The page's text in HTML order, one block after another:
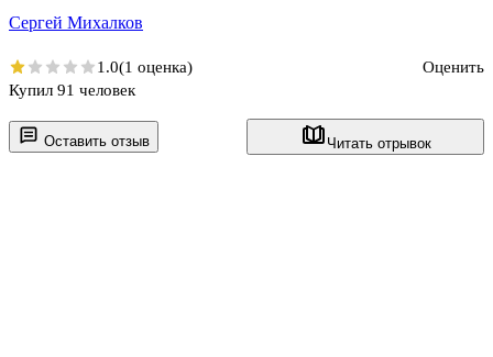
Оставить отзыв Читать отрывок
Сергей Михалков
1.0(1 оценка)
Оценить
Купил 91 человек